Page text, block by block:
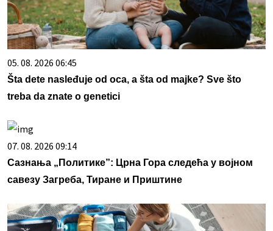
05. 08. 2026 06:45
Šta dete nasleđuje od oca, a šta od majke? Sve što
treba da znate o genetici
07. 08. 2026 09:14
Сазнања „Политике”: Црна Гора следећа у војном
савезу Загреба, Тиране и Приштине